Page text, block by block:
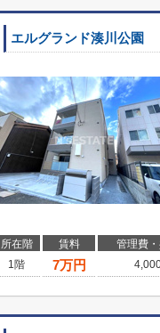
エルグランド湊川公園
所在階 賃料 管理費
1階
7万円